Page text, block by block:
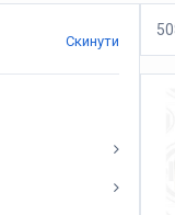
Скинути